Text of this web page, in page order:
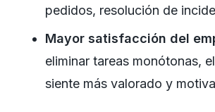
pedidos, resolución de
Mayor satisfacción del
eliminar tareas monótonas,
siente más valorado y